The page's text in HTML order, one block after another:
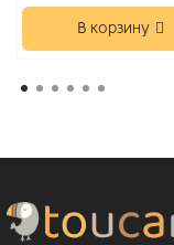
В корзину